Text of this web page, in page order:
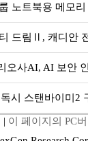
노트북용 메모
드림Ⅱ, 캐디안
오사AI, AI 보안
시 스탠바이미2
| 이 페이지의 PC버